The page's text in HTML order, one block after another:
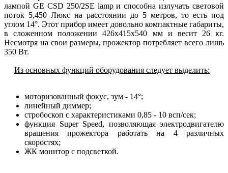
лампой GE CSD 250/2SE lamp и способна излучать световой
поток 5,450 Люкс на расстоянии до 5 метров, то есть под
углом 14°. Этот прибор имеет довольно компактные габариты,
в сложенном положении 426x415x540 мм и весит 26 кг.
Несмотря на свои размеры, прожектор потребляет всего лишь
350 Вт.
Из основных функций оборудования следует выделить:
моторизованный фокус, зум - 14°;
линейный диммер;
стробоскоп с характеристиками 0,85 - 10 всп/сек;
функция Super Speed, позволяющая электродвигателю
вращения прожектора работать на 4 различных
скоростях;
ЖК монитор с подсветкой.